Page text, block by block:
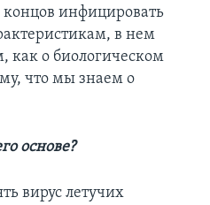
концов инфицировать
в нем
как о биологическом
что мы знаем о
основе?
вирус летучих